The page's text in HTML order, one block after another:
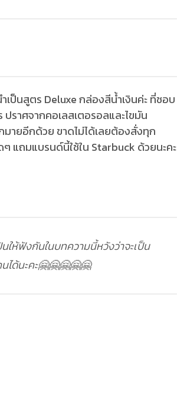
เป็นสูตร Deluxe กล่องสีน้ำเงินค่ะ ที่ชอบ
ราศจากคอเลสเตอรอลและไขมัน
ายอีกด้วย ขาดไม่ได้เลยต้องสั่งทุก
แถมแบรนด์นี้ใช้ใน Starbuck ด้วยนะคะ
ให้ฟังกันในบทความนี้หวังว่าจะเป็น
ได้นะคะ🤗🤗🤗🤗🤗